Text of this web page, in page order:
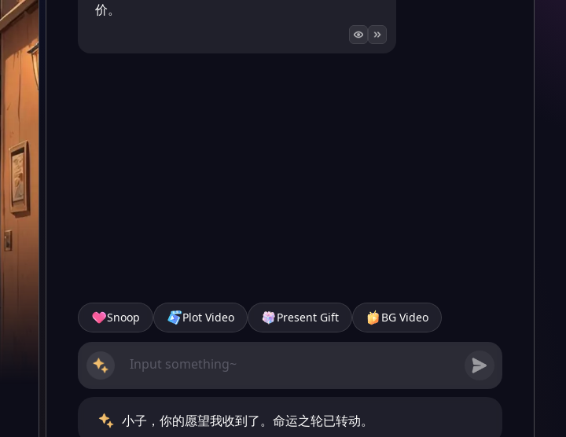
价。
Snoop Plot Video Present Gift BG Video
小子，你的愿望我收到了。命运之轮已转动。